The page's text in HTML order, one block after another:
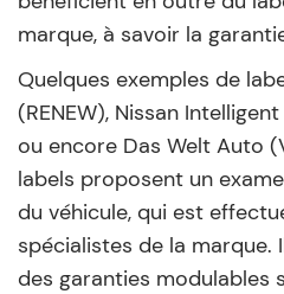
marque, à savoir la
Quelques exemples de
(RENEW), Nissan
ou encore Das Welt Auto
labels proposent un
du véhicule, qui est
spécialistes de la marque.
des garanties modulables